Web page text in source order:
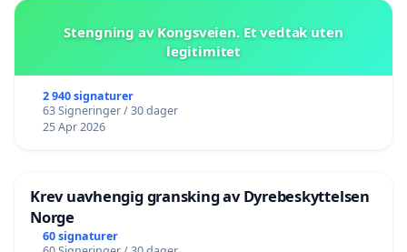
Stengning av Kongsveien. Et vedtak uten
legitimitet
2 940 signaturer
63 Signeringer / 30 dager
25 Apr 2026
Krev uavhengig gransking av Dyrebeskyttelsen
Norge
60 signaturer